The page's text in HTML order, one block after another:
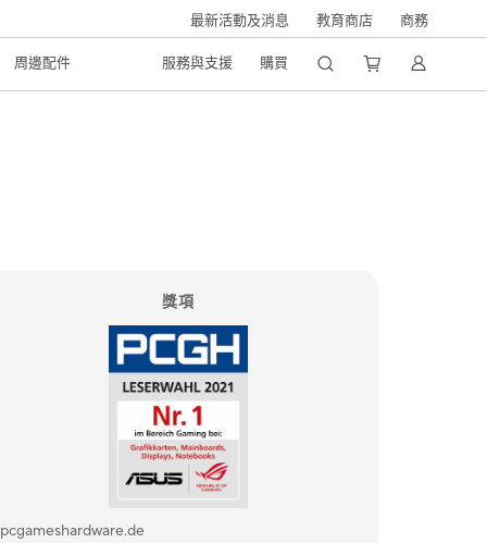
最新活動及消息 教育商店 商務
周邊配件 服務與支援 購買
獎項
pcgameshardware.de